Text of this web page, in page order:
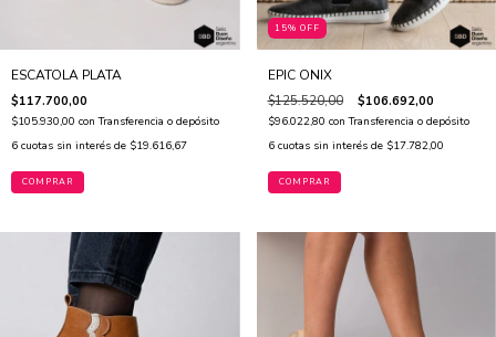
ESCATOLA PLATA
$117.700,00
$105.930,00 con Transferencia o depósito
6 cuotas sin interés de $19.616,67
COMPRAR
15% OFF
EPIC ONIX
$125.520,00 $106.692,00
$96.022,80 con Transferencia o depósito
6 cuotas sin interés de $17.782,00
COMPRAR